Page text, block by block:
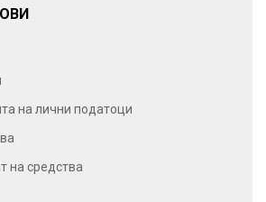
на лични податоци
на средства